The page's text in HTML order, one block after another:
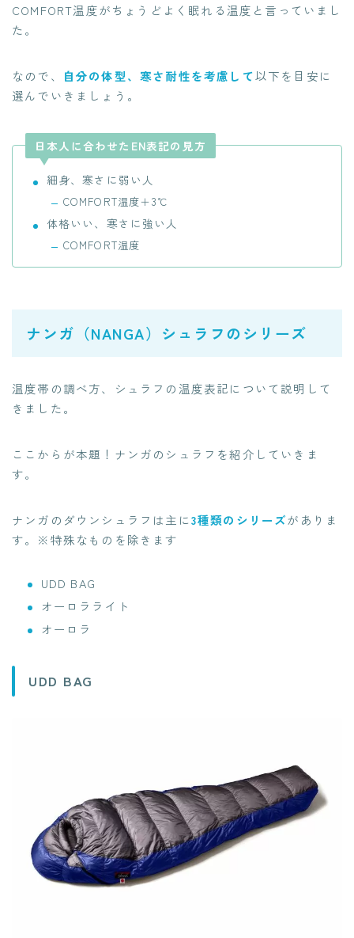
COMFORT温度がちょうどよく眠れる温度と言っていまし
た。
なので、 自分の体型、寒さ耐性を考慮して以下を目安に
選んでいきましょう。
日本人に合わせたEN表記の見方
細身、寒さに弱い人
COMFORT温度＋3℃
体格いい、寒さに強い人
COMFORT温度
ナンガ（NANGA）シュラフのシリーズ
温度帯の調べ方、シュラフの温度表記について説明して
きました。
ここからが本題！ナンガのシュラフを紹介していきま
す。
ナンガのダウンシュラフは主に3種類のシリーズがありま
す。※特殊なものを除きます
UDD BAG
オーロラライト
オーロラ
UDD BAG